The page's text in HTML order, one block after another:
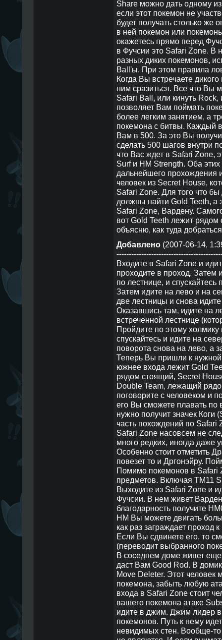
Share можно дать одному
если этот покемон не
будет получать столько же
в ней покемон или
окажетесь прямо перед
в Фучсии это Safari Zone. В
разных диких покемонов,
Ball'ы. При этом правила
Когда Вы встречаете
ним сразиться. Все что Вы
Safari Ball, или кинуть
позволяет Вам поймать
более легким занятием, а
покемона с битвы. Каждый
Вам в 500. За это Вы
сделать 500 шагов внутри
что Вас ждет в Safari Zone,
Surf и HM Strength. Оба
дальнейшего прохождения
человек из Secret House,
Safari Zone. Для того что
должны найти Gold Teeth, а
Safari Zone, Вардену.
вот Gold Teeth лежит
объясню, как туда
Добавлено(2007-06-14,
Входите в Safari Zone и
проходите в проход. Затем
по лестнице, и
Затем идите на лево и на
две лестницы и снова
Оказавшись там, идите на
встреченной лестнице
Пройдите по этому
спускайтесь и идите на
поворота снова на лево, а
Теперь Вы пришли к
южнее входа лежит Gold
рядом стоящий, Secret
Double Team, лежащий
поговорите с человеком и
его Вы сможете плавать
нужно получит значек Коги
часть похождений по Safari
Safari Zone насовсем не
много редких, иногда даже
Особенно стоит отметить
повезет то и Дргонэйру.
Помимо покемонов в Safari
предметов. Включая TM11
Выходите из Safari Zone и
Фучсии. В нем живет
благодарность получите
HM Вы можете двигать
как раз заграждает проход
Если Вы сдвинете его, то
(переводит выбранного
В соседнем доме живет
даст Вам Good Rod. В
Move Deleter. Этот человек
покемона, забыть любую
входа в Safari Zone стоит
вашего покемона атаке
идите в джим. Джим лидер
покемонов. Путь к нему
невидимых стен. Вообще-